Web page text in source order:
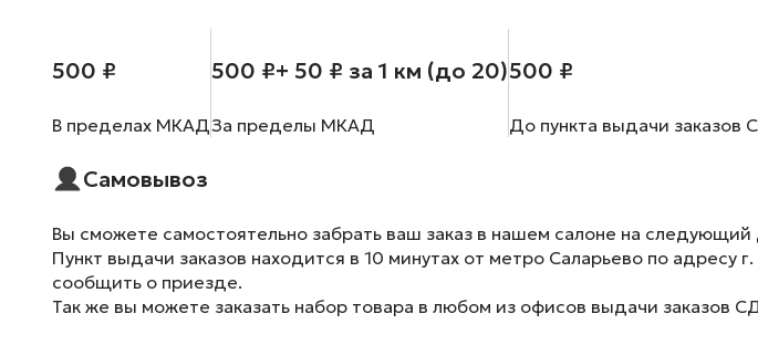
500 ₽
В пределах МКАД
500 ₽+ 50 ₽ за 1 км (до 20)
За пределы МКАД
500 ₽
До пункта выдачи заказов
Самовывоз
Вы сможете самостоятельно забрать ваш заказ в нашем салоне на
Пункт выдачи заказов находится в 10 минутах от метро Саларьево по
сообщить о приезде.
Так же вы можете заказать набор товара в любом из офисов выдачи заказов